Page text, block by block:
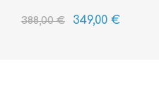
388,00 € 349,00 €